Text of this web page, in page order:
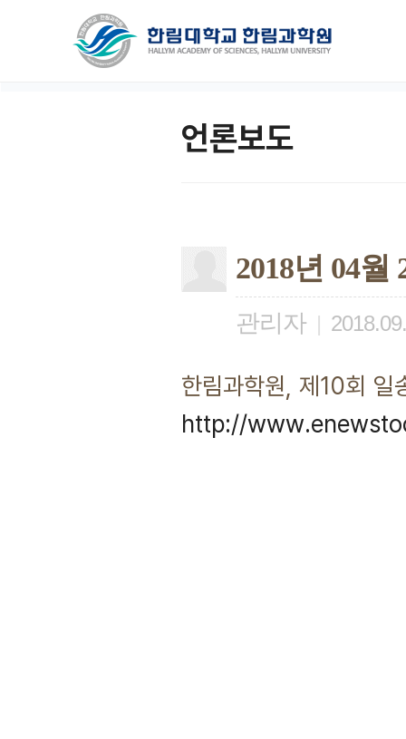
언론보도
2018년 04
관리자 |
한림과학원, 제10회 일
http://